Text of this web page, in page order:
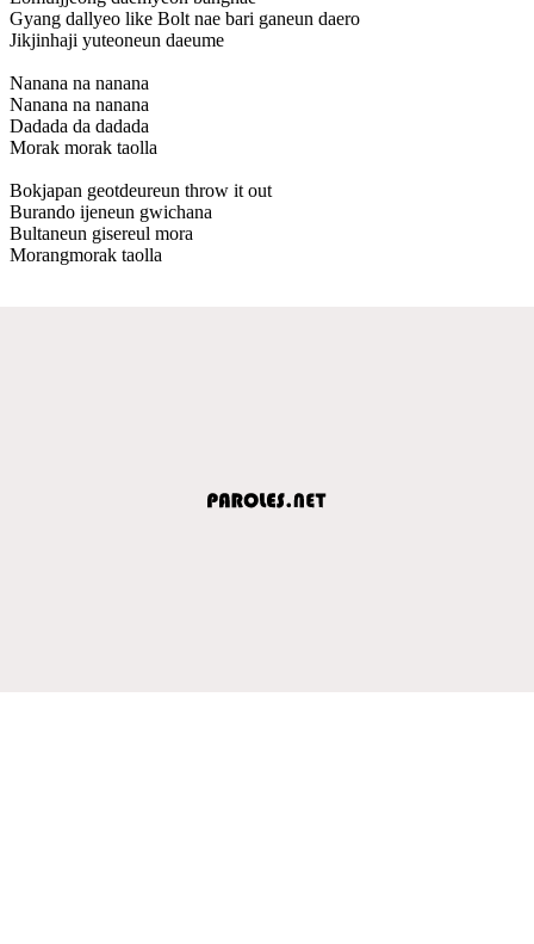
Gyang dallyeo like Bolt nae bari ganeun daero
Jikjinhaji yuteoneun daeume
Nanana na nanana
Nanana na nanana
Dadada da dadada
Morak morak taolla
Bokjapan geotdeureun throw it out
Burando ijeneun gwichana
Bultaneun gisereul mora
Morangmorak taolla